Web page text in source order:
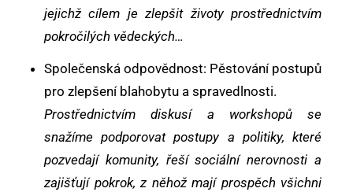
jejichž cílem je zlepšit životy prostřednictvím
pokročilých vědeckých…
Společenská odpovědnost: Pěstování postupů
pro zlepšení blahobytu a spravedlnosti.
Prostřednictvím diskusí a workshopů se
snažíme podporovat postupy a politiky, které
pozvedají komunity, řeší sociální nerovnosti a
zajišťují pokrok, z něhož mají prospěch všichni